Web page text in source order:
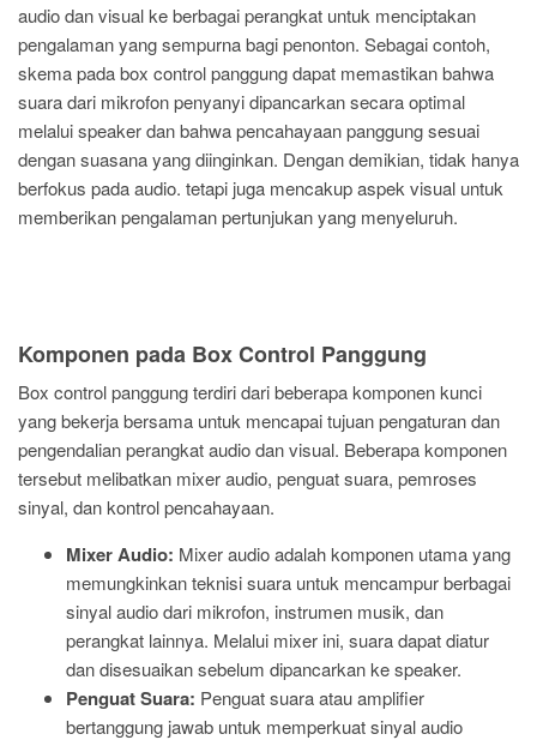
audio dan visual ke berbagai perangkat untuk menciptakan
pengalaman yang sempurna bagi penonton. Sebagai contoh,
skema pada box control panggung dapat memastikan bahwa
suara dari mikrofon penyanyi dipancarkan secara optimal
melalui speaker dan bahwa pencahayaan panggung sesuai
dengan suasana yang diinginkan. Dengan demikian, tidak hanya
berfokus pada audio. tetapi juga mencakup aspek visual untuk
memberikan pengalaman pertunjukan yang menyeluruh.
Komponen pada Box Control Panggung
Box control panggung terdiri dari beberapa komponen kunci
yang bekerja bersama untuk mencapai tujuan pengaturan dan
pengendalian perangkat audio dan visual. Beberapa komponen
tersebut melibatkan mixer audio, penguat suara, pemroses
sinyal, dan kontrol pencahayaan.
Mixer Audio: Mixer audio adalah komponen utama yang
memungkinkan teknisi suara untuk mencampur berbagai
sinyal audio dari mikrofon, instrumen musik, dan
perangkat lainnya. Melalui mixer ini, suara dapat diatur
dan disesuaikan sebelum dipancarkan ke speaker.
Penguat Suara: Penguat suara atau amplifier
bertanggung jawab untuk memperkuat sinyal audio